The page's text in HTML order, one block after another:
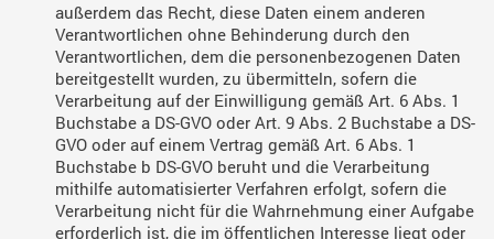
außerdem das Recht, diese Daten einem anderen
Verantwortlichen ohne Behinderung durch den
Verantwortlichen, dem die personenbezogenen Daten
bereitgestellt wurden, zu übermitteln, sofern die
Verarbeitung auf der Einwilligung gemäß Art. 6 Abs. 1
Buchstabe a DS-GVO oder Art. 9 Abs. 2 Buchstabe a DS-
GVO oder auf einem Vertrag gemäß Art. 6 Abs. 1
Buchstabe b DS-GVO beruht und die Verarbeitung
mithilfe automatisierter Verfahren erfolgt, sofern die
Verarbeitung nicht für die Wahrnehmung einer Aufgabe
erforderlich ist, die im öffentlichen Interesse liegt oder